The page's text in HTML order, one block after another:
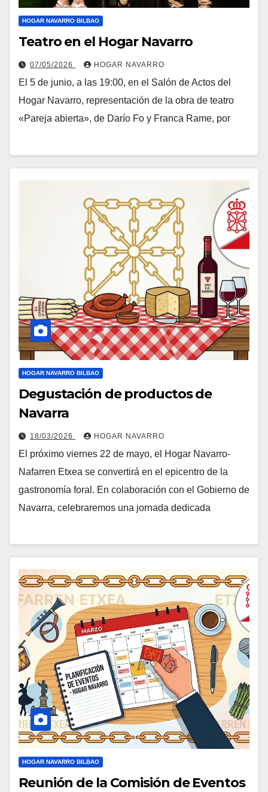
HOGAR NAVARRO BILBAO
Teatro en el Hogar Navarro
07/05/2026 HOGAR NAVARRO
El 5 de junio, a las 19:00, en el Salón de Actos del
Hogar Navarro, representación de la obra de teatro
«Pareja abierta», de Darío Fo y Franca Rame, por
HOGAR NAVARRO BILBAO
Degustación de productos de
Navarra
18/03/2026 HOGAR NAVARRO
El próximo viernes 22 de mayo, el Hogar Navarro-
Nafarren Etxea se convertirá en el epicentro de la
gastronomía foral. En colaboración con el Gobierno de
Navarra, celebraremos una jornada dedicada
HOGAR NAVARRO BILBAO
Reunión de la Comisión de Eventos